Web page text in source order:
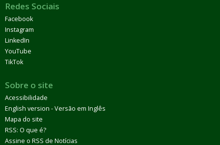
Redes Sociais
Facebook
Instagram
LinkedIn
YouTube
TikTok
Sobre o site
Acessibilidade
English version - Versão em Inglês
Mapa do site
RSS: O que é?
Assine o RSS de Notícias